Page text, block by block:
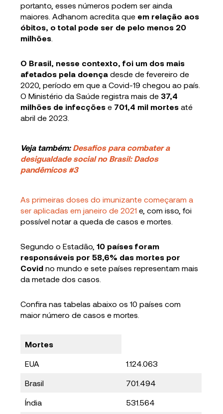
portanto, esses números podem ser ainda
maiores. Adhanom acredita que em relação aos
óbitos, o total pode ser de pelo menos 20
milhões
O Brasil, nesse contexto, foi um dos mais
afetados pela doença desde de fevereiro de
2020, período em que a Covid-19 chegou ao país.
O Ministério da Saúde registra mais de 37,4
milhões de infecções e 701,4 mil mortes até
abril de 2023.
Veja também: Desafios para combater a
desigualdade social no Brasil: Dados
pandêmicos #3
As primeiras doses do imunizante começaram a
ser aplicadas em janeiro de 2021 e, com isso, foi
possível notar a queda de casos e mortes.
Segundo o Estadão,10 países foram
responsáveis por 58,6% das mortes por
Covid no mundo e sete países representam mais
da metade dos casos.
Confira nas tabelas abaixo os 10 países com
maior número de casos e mortes.
Mortes
EUA 1.124.063
Brasil 701.494
Índia 531.564